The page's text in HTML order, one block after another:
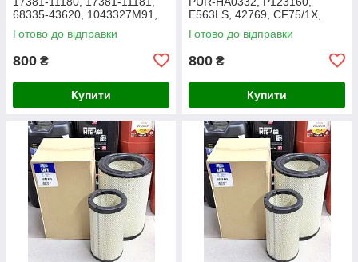
68335-43620, 1043327M91,
3438717M1, 1909138,
86504143, PA2489, MD-7134
Готово до відправки
800 ₴
Купити
E563LS, 42769, CF75/1X,
27.016.00, AF1966,
1043327M91, Y05761310,
Готово до відправки
800 ₴
Купити